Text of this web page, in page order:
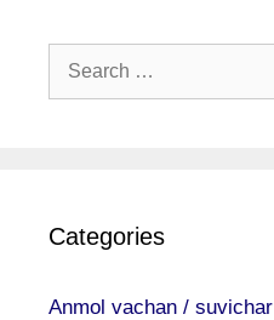
Search
Categories
Anmol vachan / suvichar